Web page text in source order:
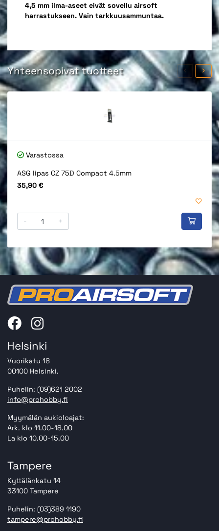
4,5 mm ilma-aseet eivät sovellu airsoft
harrastukseen. Vain tarkkuusammuntaa.
Yhteensopivat tuotteet
Varastossa
ASG lipas CZ 75D Compact 4.5mm
Hinta
35,90 €
- +
Helsinki
Vuorikatu 18
00100 Helsinki.
Puhelin: (09)621 2002
info@prohobby.fi
Myymälän aukioloajat:
Ark. klo 11.00-18.00
La klo 10.00-15.00
Tampere
Kyttälänkatu 14
33100 Tampere
Puhelin: (03)389 1190
tampere@prohobby.fi